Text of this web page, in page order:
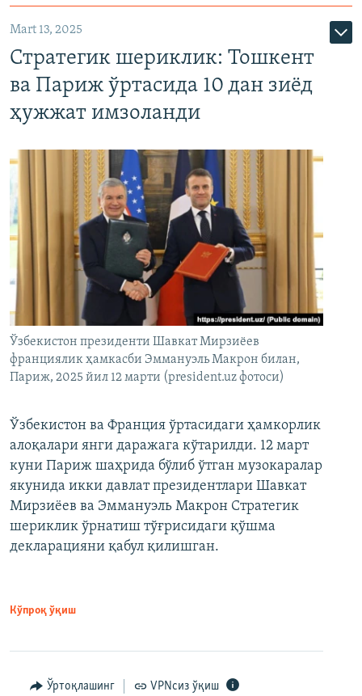
Mart 13, 2025
Стратегик шериклик: Тошкент
ва Париж ўртасида 10 дан зиёд
ҳужжат имзоланди
Ўзбекистон президенти Шавкат Мирзиёев
франциялик ҳамкасби Эммануэль Макрон билан,
Париж, 2025 йил 12 марти (president.uz фотоси)
Ўзбекистон ва Франция ўртасидаги ҳамкорлик
алоқалари янги даражага кўтарилди. 12 март
куни Париж шаҳрида бўлиб ўтган музокаралар
якунида икки давлат президентлари Шавкат
Мирзиёев ва Эммануэль Макрон Стратегик
шериклик ўрнатиш тўғрисидаги қўшма
декларацияни қабул қилишган.
Кўпроқ ўқиш
Ўртоқлашинг VPNсиз ўқиш